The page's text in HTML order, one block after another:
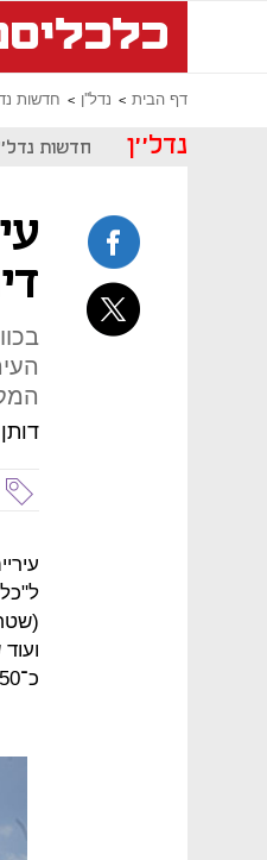
דף הבית נדל''ן חדשות
נדל''ן חדשות
כ־50 יחידות דיור.